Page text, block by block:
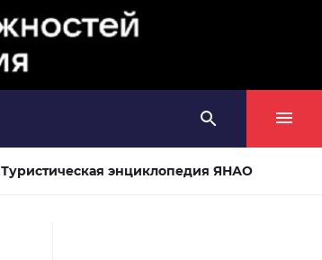
Туристическая энциклопедия ЯНАО